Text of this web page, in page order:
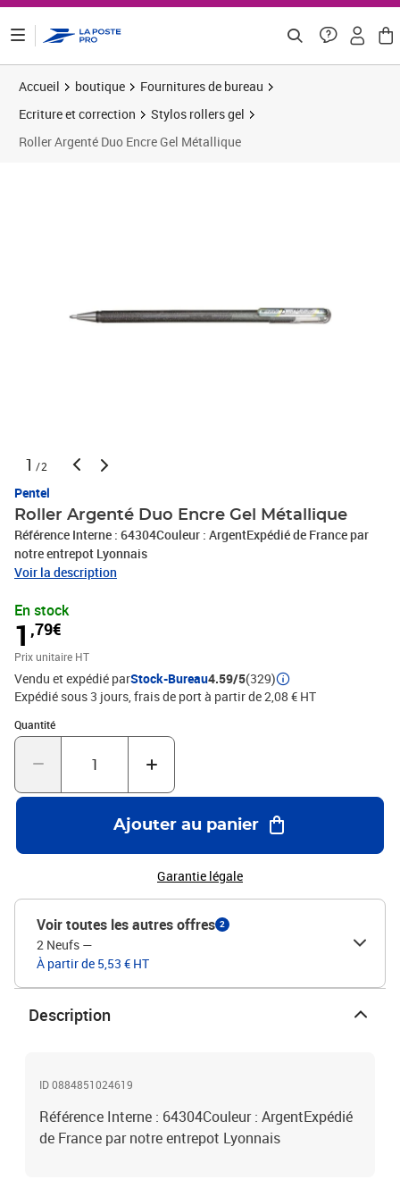
Accueil boutique
Fournitures de bureau
Ecriture et correction
Stylos rollers gel
Roller Argenté Duo Encre Gel Métallique
1 /2
Pentel
Roller Argenté Duo Encre Gel Métallique
Référence Interne : 64304Couleur : ArgentExpédié de France par
notre entrepot Lyonnais
Voir la description
En stock
1 ,79€
Prix unitaire HT
Vendu et expédié parStock-Bureau4.59/5(329)
Expédié sous 3 jours, frais de port à partir de 2,08 € HT
Quantité
Quantité : 1
Ajouter au panier
Garantie légale
Voir toutes les autres offres 2
2 Neufs —
À partir de 5,53 € HT
Description
ID 0884851024619
Référence Interne : 64304Couleur : ArgentExpédié
de France par notre entrepot Lyonnais